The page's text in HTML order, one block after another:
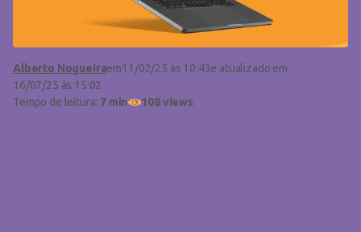
Alberto Nogueiraem11/02/25 às 10:43e atualizado em
16/07/25 às 15:02
Tempo de leitura: 7 min 108 views